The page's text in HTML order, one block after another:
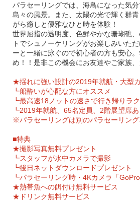
パラセーリングでは、海鳥になった気
島々の風景。また、太陽の光で輝く群
がら癒しと優雅なひと時を体験！
世界屈指の透明度、色鮮やかな珊瑚礁
トでシュノーケリングがお楽しみいた
ーと一緒に泳ぐので初心者の方も安心
め！！是非この機会にお友達やご家族
★揺れに強い設計の2019年就航・大型
┗船酔いが心配な方にオススメ
┗最高速18ノットの速さで行き帰りラ
┗2019年就航、65名定員、2階展望席
※パラセーリングは別のパラセーリン
■特典
★撮影写真無料プレゼント
┗スタッフが水中カメラで撮影
┗後日ネットダウンロードプレゼント
┗パラセーリング時・4Kカメラ「
★熱帯魚への餌付け無料サービス
★ドリンク無料サービス